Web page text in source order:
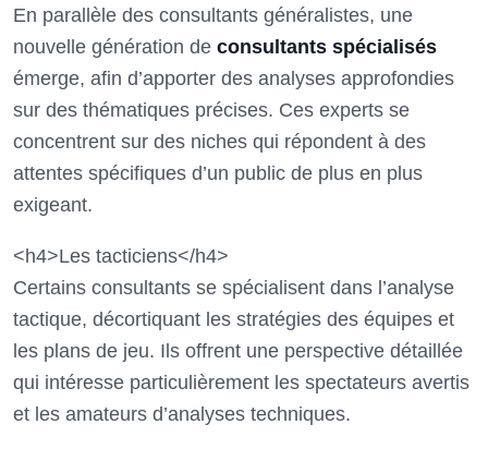
En parallèle des consultants généralistes, une
nouvelle génération de consultants spécialisés
émerge, afin d’apporter des analyses approfondies
sur des thématiques précises. Ces experts se
concentrent sur des niches qui répondent à des
attentes spécifiques d’un public de plus en plus
exigeant.
<h4>Les tacticiens</h4>
Certains consultants se spécialisent dans l’analyse
tactique, décortiquant les stratégies des équipes et
les plans de jeu. Ils offrent une perspective détaillée
qui intéresse particulièrement les spectateurs avertis
et les amateurs d’analyses techniques.